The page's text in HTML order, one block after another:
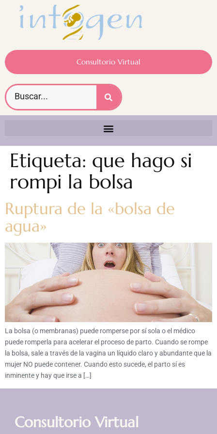
Consultorio Virtual
Etiqueta: que hago si
rompi la bolsa
Ruptura de la «bolsa de
agua»
La bolsa (o membranas) puede romperse por sí sola o el médico
puede romperla para acelerar el proceso de parto. Cuando se rompe
la bolsa, sale a través de la vagina un líquido claro y abundante que la
mujer NO puede contener. Cuando esto sucede, el parto sí es
inminente y hay que irse a […]
Consultorio Virtual